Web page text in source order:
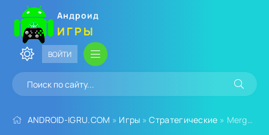
Андроид
ИГРЫ
ВОЙТИ
ANDROID-IGRU.COM » Игры »Стратегические » Merge Plants - игра зомби